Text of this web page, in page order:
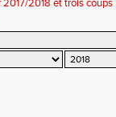
2018 et trois